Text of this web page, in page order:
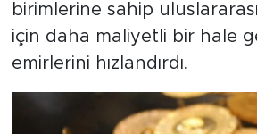
birimlerine sahip uluslararası
için daha maliyetli bir hale
emirlerini hızlandırdı.